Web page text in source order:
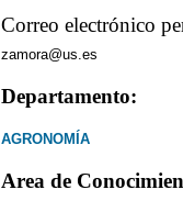
Correo electrónico
zamora@us.es
Departamento:
AGRONOMÍA
Area de